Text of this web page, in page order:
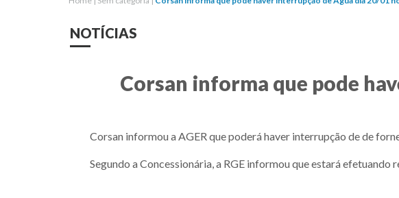
NOTÍCIAS
Corsan informa que pode
Corsan informou a AGER que poderá haver interrupção de de
Segundo a Concessionária, a RGE informou que estará